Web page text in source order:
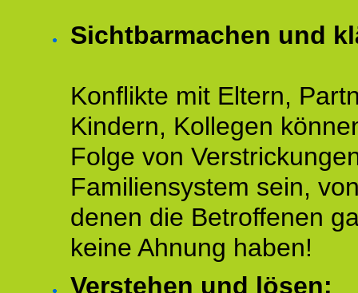
Sichtbarmachen und
Konflikte mit Eltern,
Kindern, Kollegen
Folge von
Familiensystem sein,
denen die Betroffenen
keine Ahnung haben!
Verstehen und lösen: